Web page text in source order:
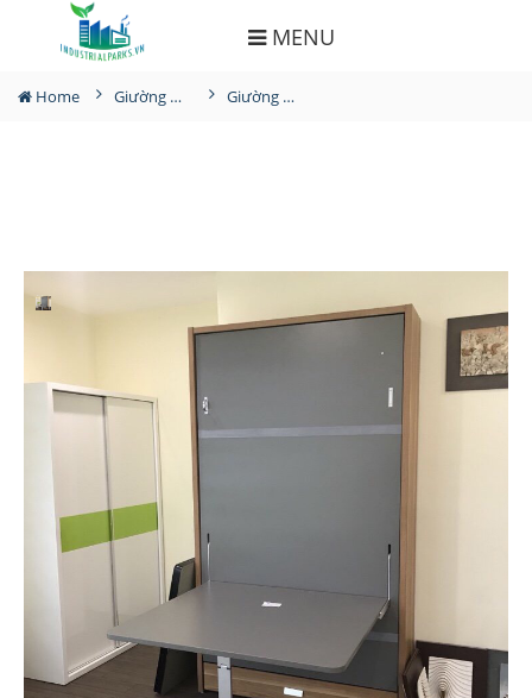
MENU
Home Giường ngủ Giường gấp gọn thông minh tích hợp bàn làm việc